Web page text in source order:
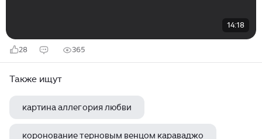
14:18
28 365
Также ищут
картина аллегория любви
коронование терновым венцом караваджо